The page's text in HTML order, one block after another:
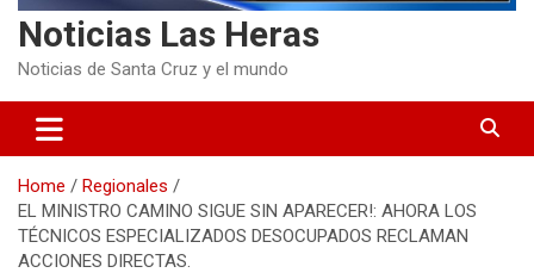
Noticias Las Heras
Noticias de Santa Cruz y el mundo
Home
Regionales
EL MINISTRO CAMINO SIGUE SIN APARECER!: AHORA LOS
TÉCNICOS ESPECIALIZADOS DESOCUPADOS RECLAMAN
ACCIONES DIRECTAS.